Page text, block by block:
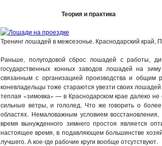
Теория и практика
Тренинг лошадей в межсезонье. Краснодарский край,
Раньше, полугодовой сброс лошадей с работы,
государственных конных заводов лошадей на
связанным с организацией производства и
коневладельцы тоже стараются увезти своих
теплая «зимовка» — в Краснодарском крае далеко
сильные ветры, и гололед. Что же говорить о
областях. Немаловажным условием
время вынужденного зимнего простоя является
настоящее время, в подавляющем большинстве
лучшего. А кое-где рабочие круги вообще отсутствуют.